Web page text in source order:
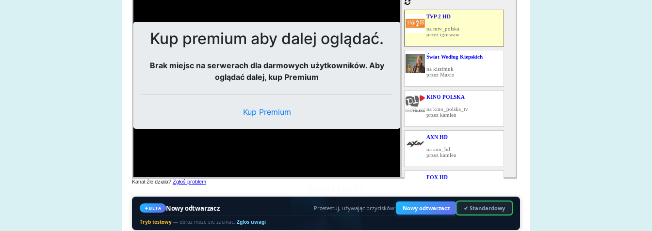
TVP 2 HD
na mtv_polska
przez igorwaw
Świat Według Kiepskich
na kissfmuk
przez Maxio
KINO POLSKA
na kino_polska_tv
przez kamlen
AXN HD
na axn_hd
przez kamlen
FOX HD
PULS 2 HD
na elevensports_123
Kanał źle działa? Zgłoś problem
BETA Nowy odtwarzacz Przetestuj, używając przycisków: Nowy odtwarzacz ✔ Standardowy
Tryb testowy — obraz moze sie zacinac. Zglos uwagi